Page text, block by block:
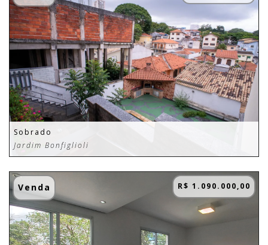
Sobrado
Jardim Bonfiglioli
Venda R$ 1.090.000,00